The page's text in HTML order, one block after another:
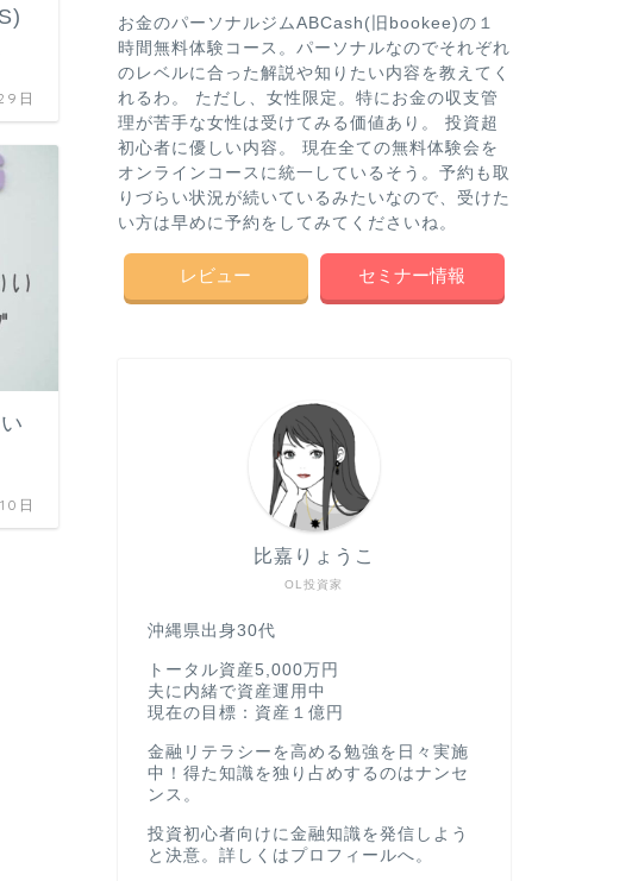
日
日
お金のパーソナルジムABCash(旧bookee)の１
時間無料体験コース。パーソナルなのでそれぞれ
のレベルに合った解説や知りたい内容を教えてく
れるわ。 ただし、女性限定。特にお金の収支管
理が苦手な女性は受けてみる価値あり。 投資超
初心者に優しい内容。 現在全ての無料体験会を
オンラインコースに統一しているそう。予約も取
りづらい状況が続いているみたいなので、受けた
い方は早めに予約をしてみてくださいね。
レビュー セミナー情報
OL投資家
比嘉りょうこ
沖縄県出身30代
トータル資産5,000万円
夫に内緒で資産運用中
現在の目標：資産１億円
金融リテラシーを高める勉強を日々実施
中！得た知識を独り占めするのはナンセ
ンス。
投資初心者向けに金融知識を発信しよう
と決意。詳しくはプロフィールへ。